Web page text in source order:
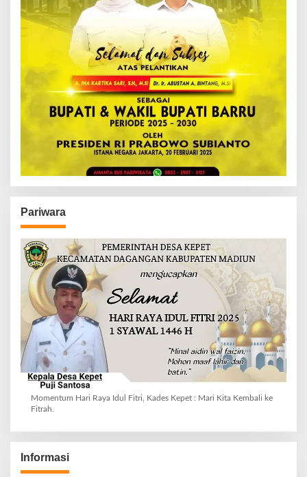
Pariwara
Momentum Hari Raya Idul Fitri, Kades Kepet : Mari Kita Kembali ke
Fitrah.
Informasi